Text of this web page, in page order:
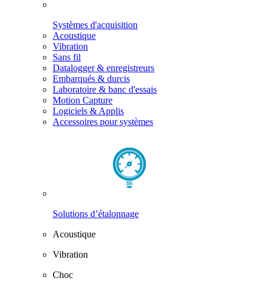
Systèmes d'acquisition
Acoustique
Vibration
Sans fil
Datalogger & enregistreurs
Embarqués & durcis
Laboratoire & banc d'essais
Motion Capture
Logiciels & Applis
Accessoires pour systèmes
Solutions d’étalonnage
Acoustique
Vibration
Choc